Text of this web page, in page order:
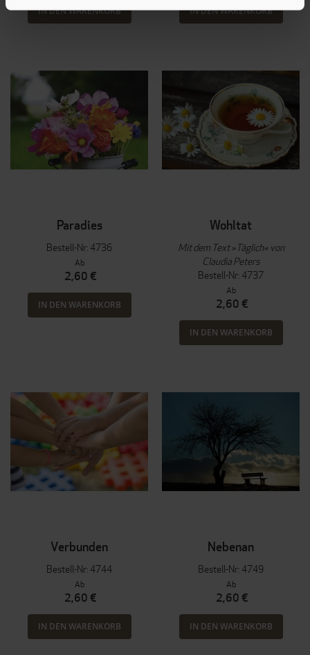
IN DEN WARENKORB IN DEN WARENKORB
Paradies
Bestell-Nr: 4736
Ab
2,60 €
IN DEN WARENKORB
Wohltat
Mit dem Text »Täglich« von
Claudia Peters
Bestell-Nr: 4737
Ab
2,60 €
IN DEN WARENKORB
Verbunden
Bestell-Nr: 4744
Ab
2,60 €
IN DEN WARENKORB
Nebenan
Bestell-Nr: 4749
Ab
2,60 €
IN DEN WARENKORB